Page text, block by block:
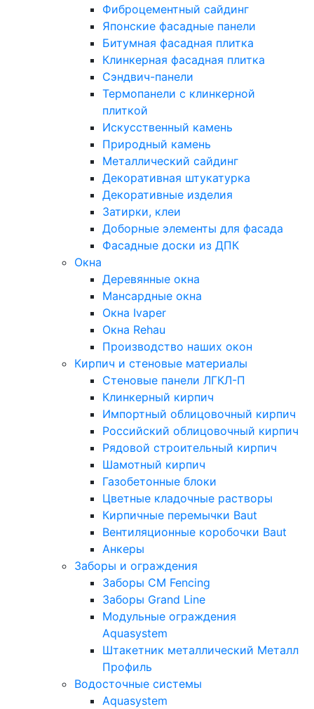
Фиброцементный сайдинг
Японские фасадные панели
Битумная фасадная плитка
Клинкерная фасадная плитка
Сэндвич-панели
Термопанели с клинкерной
плиткой
Искусственный камень
Природный камень
Металлический сайдинг
Декоративная штукатурка
Декоративные изделия
Затирки, клеи
Доборные элементы для фасада
Фасадные доски из ДПК
Окна
Деревянные окна
Мансардные окна
Окна Ivaper
Окна Rehau
Производство наших окон
Кирпич и стеновые материалы
Стеновые панели ЛГКЛ-П
Клинкерный кирпич
Импортный облицовочный кирпич
Российский облицовочный кирпич
Рядовой строительный кирпич
Шамотный кирпич
Газобетонные блоки
Цветные кладочные растворы
Кирпичные перемычки Baut
Вентиляционные коробочки Baut
Анкеры
Заборы и ограждения
Заборы CM Fencing
Заборы Grand Line
Модульные ограждения
Aquasystem
Штакетник металлический Металл
Профиль
Водосточные системы
Aquasystem